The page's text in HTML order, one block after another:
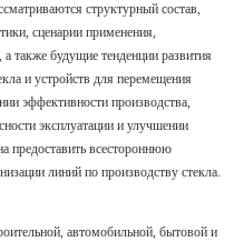
структурный состав,
сценарии применения,
также будущие тенденции развития
и устройств для перемещения
эффективности производства,
эксплуатации и улучшении
предоставить всестороннюю
линий по производству стекла.
автомобильной, бытовой и